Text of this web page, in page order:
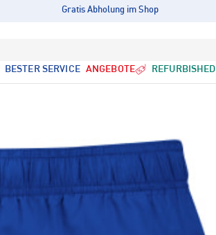
Gratis Abholung im Shop
BESTER SERVICE ANGEBOTE REFURBISHED